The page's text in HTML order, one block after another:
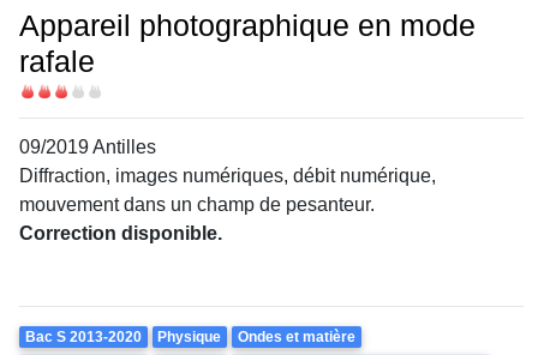
Appareil photographique en mode
rafale
Difficulté
09/2019 Antilles
Diffraction, images numériques, débit numérique,
mouvement dans un champ de pesanteur.
Correction disponible.
Theme
Bac S 2013-2020 Physique
Ondes et matière